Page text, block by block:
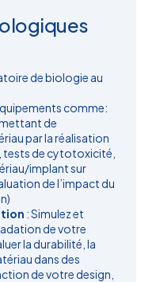
de biologie au
comme:
de
par la réalisation
tests de cytotoxicité,
implant sur
de l’impact du
:Simulez et
de votre
la durabilité, la
dans des
de votre design,